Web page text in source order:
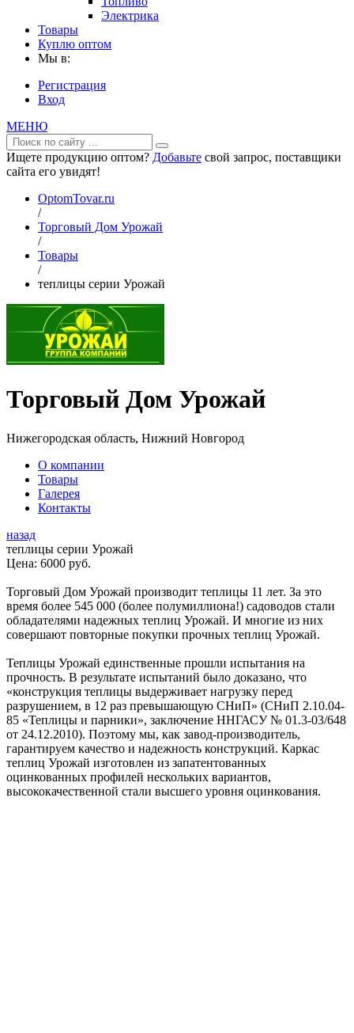
Электрика
Товары
Куплю оптом
Мы в:
Регистрация
Вход
МЕНЮ
Ищете продукцию оптом? Добавьте свой запрос, поставщики
сайта его увидят!
OptomTovar.ru
/
Торговый Дом Урожай
/
Товары
/
теплицы серии Урожай
Торговый Дом Урожай
Нижегородская область, Нижний Новгород
О компании
Товары
Галерея
Контакты
назад
теплицы серии Урожай
Цена: 6000 руб.
Торговый Дом Урожай производит теплицы 11 лет. За это
время более 545 000 (более полумиллиона!) садоводов стали
обладателями надежных теплиц Урожай. И многие из них
совершают повторные покупки прочных теплиц Урожай.
Теплицы Урожай единственные прошли испытания на
прочность. В результате испытаний было доказано, что
«конструкция теплицы выдерживает нагрузку перед
разрушением, в 12 раз превышающую СНиП» (СНиП 2.10.04-
85 «Теплицы и парники», заключение ННГАСУ № 01.3-03/648
от 24.12.2010). Поэтому мы, как завод-производитель,
гарантируем качество и надежность конструкций. Каркас
теплиц Урожай изготовлен из запатентованных
оцинкованных профилей нескольких вариантов,
высококачественной стали высшего уровня оцинкования.